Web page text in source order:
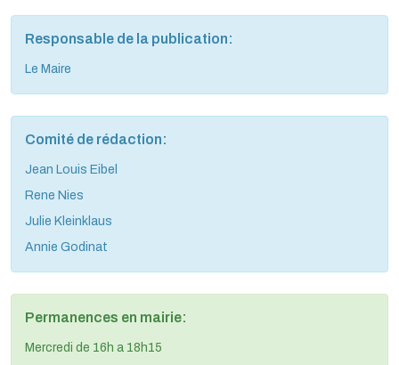
Responsable de la publication:
Le Maire
Comité de rédaction:
Jean Louis Eibel
Rene Nies
Julie Kleinklaus
Annie Godinat
Permanences en mairie:
Mercredi de 16h a 18h15